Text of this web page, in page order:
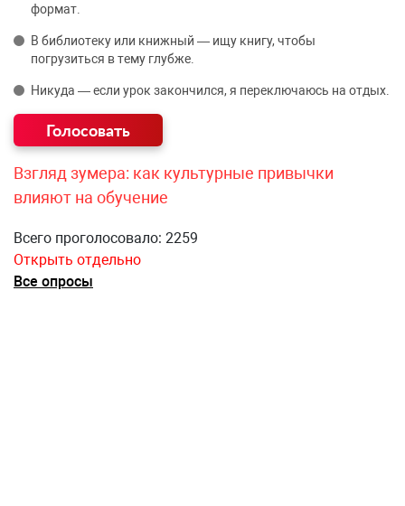
формат.
В библиотеку или книжный — ищу книгу, чтобы
погрузиться в тему глубже.
Никуда — если урок закончился, я переключаюсь на отдых.
Взгляд зумера: как культурные привычки
влияют на обучение
Всего проголосовало: 2259
Открыть отдельно
Все опросы